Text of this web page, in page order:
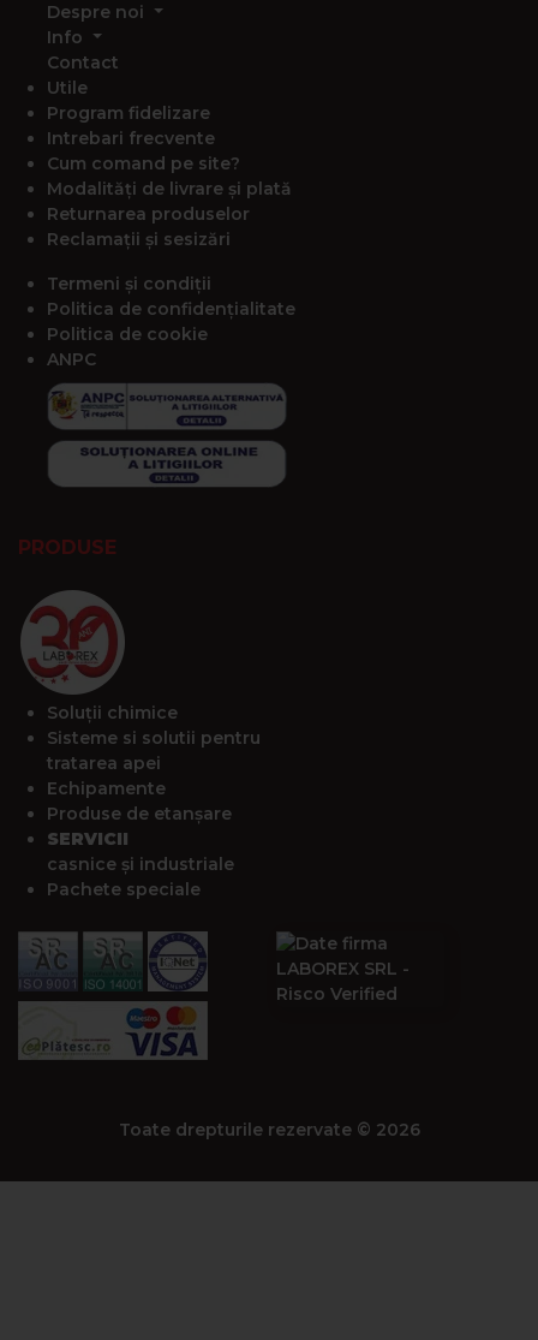
Despre noi
Info
Contact
Utile
Program fidelizare
Intrebari frecvente
Cum comand pe site?
Modalități de livrare și plată
Returnarea produselor
Reclamații și sesizări
Termeni și condiții
Politica de confidențialitate
Politica de cookie
ANPC
PRODUSE
Soluții chimice
Sisteme si solutii pentru
tratarea apei
Echipamente
Produse de etanșare
SERVICII
casnice și industriale
Pachete speciale
Toate drepturile rezervate © 2026